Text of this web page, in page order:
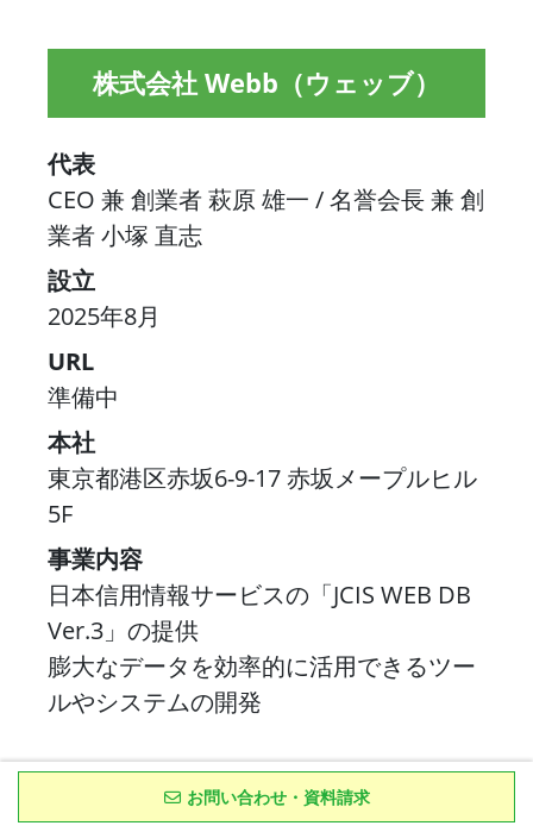
株式会社 Webb（ウェッブ）
代表
CEO 兼 創業者 萩原 雄一 / 名誉会長 兼 創
業者 小塚 直志
設立
2025年8月
URL
準備中
本社
東京都港区赤坂6-9-17 赤坂メープルヒル
5F
事業内容
日本信用情報サービスの「JCIS WEB DB
Ver.3」の提供
膨大なデータを効率的に活用できるツー
ルやシステムの開発
お問い合わせ・資料請求